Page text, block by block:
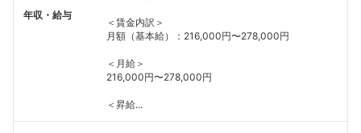
年収・給与
＜賃金内訳＞
月額（基本給）：216,000円〜278,000円
＜月給＞
216,000円〜278,000円
＜昇給...